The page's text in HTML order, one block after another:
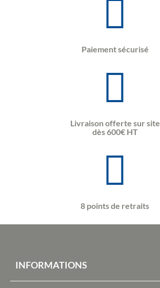
Paiement sécurisé
Livraison offerte sur site
dès 600€ HT
8 points de retraits
INFORMATIONS